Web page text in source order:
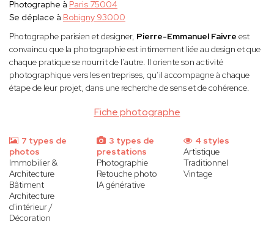
Fiche photographe
Photographe à Paris 75004
Se déplace à Bobigny 93000
Photographe parisien et designer, Pierre-Emmanuel Faivre est
convaincu que la photographie est intimement liée au design et que
chaque pratique se nourrit de l’autre. Il oriente son activité
photographique vers les entreprises, qu’il accompagne à chaque
étape de leur projet, dans une recherche de sens et de cohérence.
7 types de
photos
Immobilier &
Architecture
Bâtiment
Architecture
d'intérieur /
Décoration
3 types de
prestations
Photographie
Retouche photo
IA générative
4 styles
Artistique
Traditionnel
Vintage